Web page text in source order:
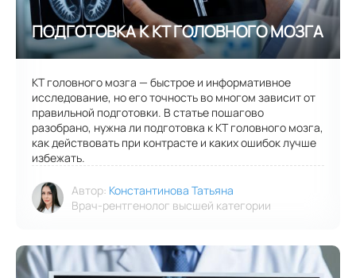
КТ головного мозга — быстрое и информативное
исследование, но его точность во многом зависит от
правильной подготовки. В статье пошагово
разобрано, нужна ли подготовка к КТ головного мозга,
как действовать при контрасте и каких ошибок лучше
избежать.
Автор: Константинова Татьяна
Врач-рентгенолог высшей категории